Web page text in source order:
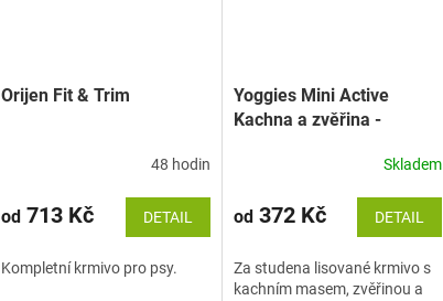
Orijen Fit & Trim
48 hodin
od713 Kč DETAIL
Kompletní krmivo pro psy.
Yoggies Mini Active
Kachna a zvěřina -
Skladem
od372 Kč DETAIL
Za studena lisované krmivo s
kachním masem, zvěřinou a